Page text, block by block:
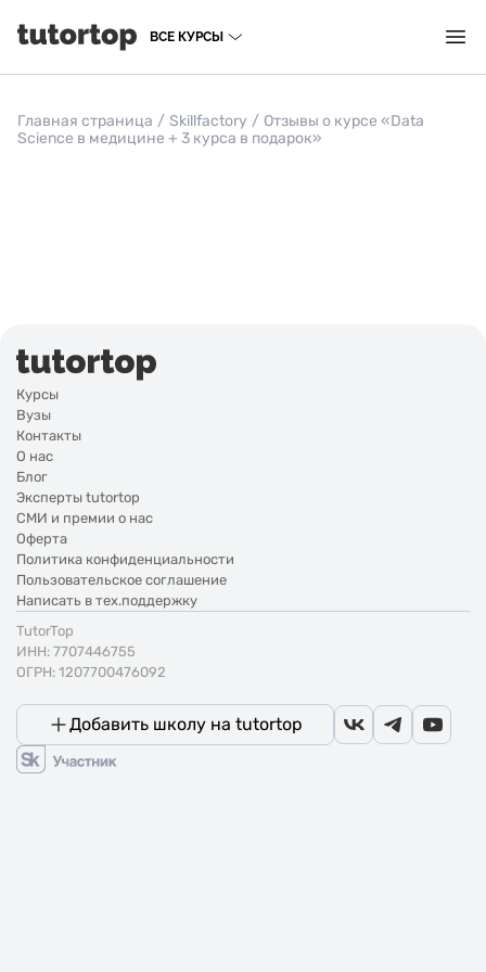
ВСЕ КУРСЫ
Главная страница / Skillfactory / Отзывы о курсе «Data
Science в медицине + 3 курса в подарок»
Курсы
Вузы
Контакты
О нас
Блог
Эксперты tutortop
СМИ и премии о нас
Оферта
Политика конфиденциальности
Пользовательское соглашение
Написать в тех.поддержку
TutorTop
ИНН: 7707446755
ОГРН: 1207700476092
Добавить школу на tutortop